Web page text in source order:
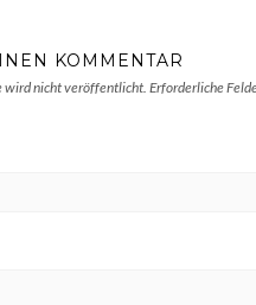
KOMMENTAR
wird nicht veröffentlicht. Erforderliche